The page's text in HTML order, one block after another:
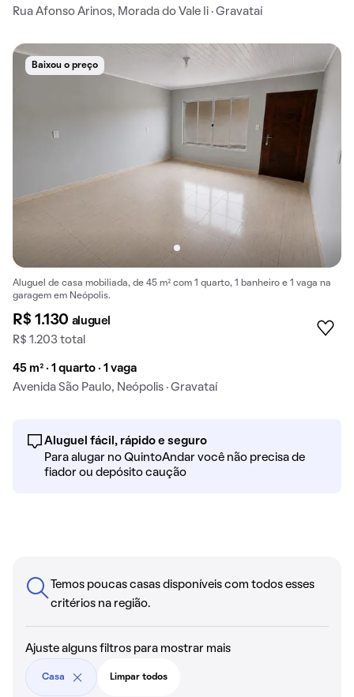
Rua Afonso Arinos, Morada do Vale Ii · Gravataí
Baixou o preço
Aluguel de casa mobiliada, de 45 m² com 1 quarto, 1 banheiro e 1 vaga na
garagem em Neópolis.
R$ 1.130 aluguel
R$ 1.203 total
45 m² · 1 quarto · 1 vaga
Avenida São Paulo, Neópolis · Gravataí
Aluguel fácil, rápido e seguro
Para alugar no QuintoAndar você não precisa de
fiador ou depósito caução
Temos poucas casas disponíveis com todos esses
critérios na região.
Ajuste alguns filtros para mostrar mais
Casa Limpar todos